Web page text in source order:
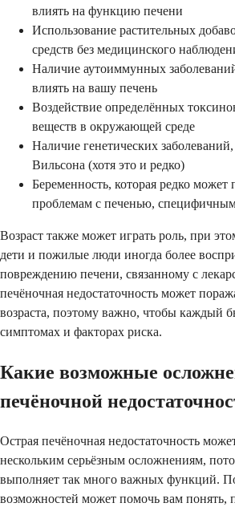
влиять на функцию печени
Использование растительных
средств без медицинского
Наличие аутоиммунных
влиять на вашу печень
Воздействие определённых
веществ в окружающей среде
Наличие генетических
Вильсона (хотя это и редко)
Беременность, которая редко может
проблемам с печенью,
Возраст также может играть роль, при
дети и пожилые люди иногда более
повреждению печени, связанному с
печёночная недостаточность может
возраста, поэтому важно, чтобы каждый
симптомах и факторах риска.
Какие возможные
печёночной
Острая печёночная недостаточность
нескольким серьёзным осложнениям,
выполняет так много важных функций.
возможностей может помочь вам понять,